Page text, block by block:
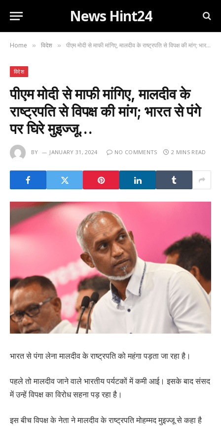
News Hint24
Home » विदेश » पीएम मोदी से माफी मांगिए, मालदीव के राष्ट्रपति से विपक्ष की मांग; भारत से पंगे पर घिरे मुइज्जू…
विदेश
पीएम मोदी से माफी मांगिए, मालदीव के
राष्ट्रपति से विपक्ष की मांग; भारत से पंगे
पर घिरे मुइज्जू…
BY JANUARY 31, 2024 NO COMMENTS 2 MINS READ
भारत से पंगा लेना मालदीव के राष्ट्रपति को महंगा पड़ता जा रहा है।
पहले तो मालदीव जाने वाले भारतीय पर्यटकों में कमी आई। इसके बाद संसद
में उन्हें विपक्ष का विरोध सहना पड़ रहा है।
इस बीच विपक्ष के नेता ने मालदीव के राष्ट्रपति मोहम्मद मुइज्जू से कहा है